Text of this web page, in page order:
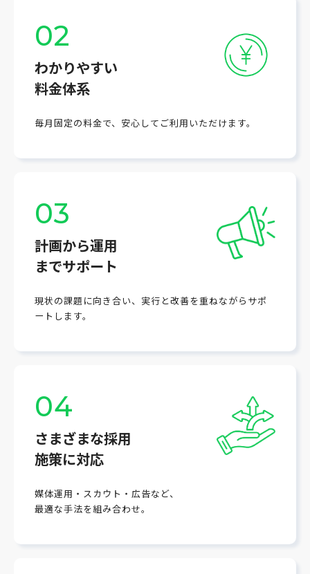
02
わかりやすい
料金体系
毎月固定の料金で、安心してご利用いただけます。
03
計画から運用
までサポート
現状の課題に向き合い、実行と改善を重ねながらサポ
ートします。
04
さまざまな採用
施策に対応
媒体運用・スカウト・広告など、
最適な手法を組み合わせ。